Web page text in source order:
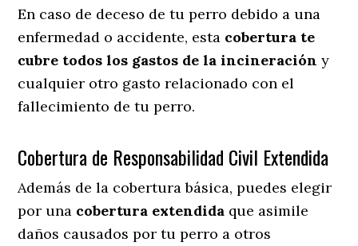
En caso de deceso de tu perro debido a una
enfermedad o accidente, esta cobertura te
cubre todos los gastos de la incineración y
cualquier otro gasto relacionado con el
fallecimiento de tu perro.
Cobertura de Responsabilidad Civil Extendida
Además de la cobertura básica, puedes elegir
por una cobertura extendida que asimile
daños causados por tu perro a otros